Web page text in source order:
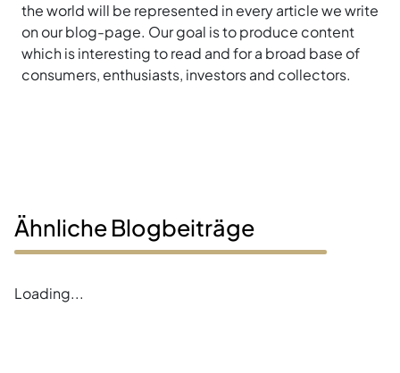
the world will be represented in every article we write
on our blog-page. Our goal is to produce content
which is interesting to read and for a broad base of
consumers, enthusiasts, investors and collectors.
Ähnliche Blogbeiträge
Loading...